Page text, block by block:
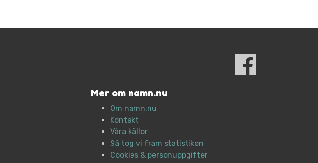
Mer om namn.nu
Om namn.nu
Kontakt
Våra källor
Så tog vi fram statistiken
Cookies & personuppgifter